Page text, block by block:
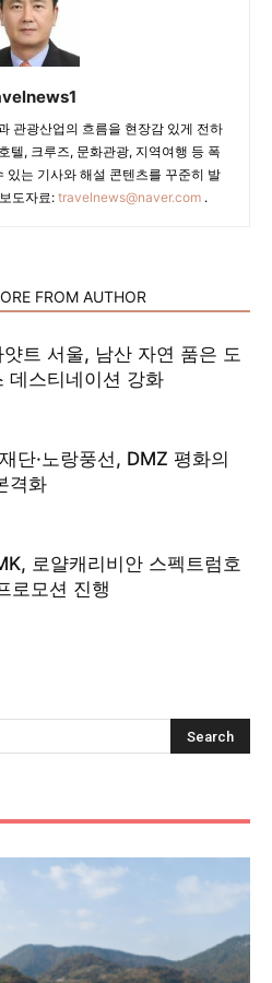
관광산업의 흐름을 현장감 있게 전하
텔, 크루즈, 문화관광, 지역여행 등 폭
있는 기사와 해설 콘텐츠를 꾸준히 발
도자료: travelnews@naver.com.
FROM AUTHOR
얏트 서울, 남산 자연 품은 도
데스티네이션 강화
단·노랑풍선, DMZ 평화의
격화
로얄캐리비안 스펙트럼호
로모션 진행